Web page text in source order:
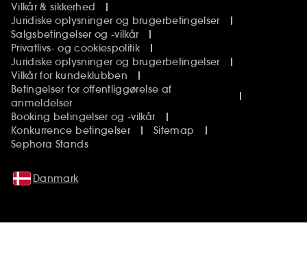
Vilkår & sikkerhed
Juridiske oplysninger og brugerbetingelser
Salgsbetingelser og -vilkår
Privatlivs- og cookiespolitik
Juridiske oplysninger og brugerbetingelser
Vilkår for kundeklubben
Betingelser for offentliggørelse af
anmeldelser
Booking betingelser og -vilkår
Konkurrence betingelser
Sitemap
Sephora Stands
Danmark